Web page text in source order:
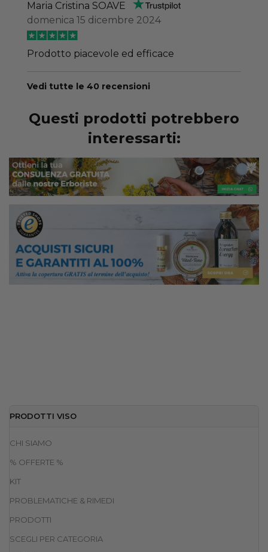
Maria Cristina SOAVE
domenica 15 dicembre 2024
Prodotto piacevole ed efficace
Vedi tutte le 40 recensioni
Questi prodotti potrebbero
interessarti:
PRODOTTI VISO
CHI SIAMO
% OFFERTE %
KIT
PROBLEMATICHE & RIMEDI
PRODOTTI
SCEGLI PER CATEGORIA